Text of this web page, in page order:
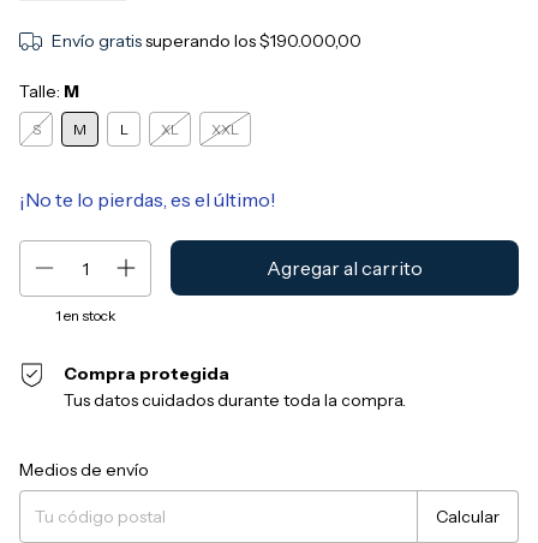
Envío gratissuperando los$190.000,00
Talle: M
S M L XL XXL
¡No te lo pierdas, es el último!
1 en stock
Compra protegida
Tus datos cuidados durante toda la compra.
Entregas para el CP:
Medios de envío
Calcular